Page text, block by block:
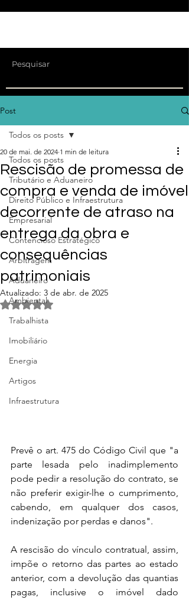
Post
Todos os posts
Tributário e Aduaneiro
Direito Público e Infraestrutura
Empresarial
Contencioso Estratégico
Arbitragem
Aduaneiro
Ambiental
Trabalhista
Imobiliário
Energia
Artigos
Infraestrutura
Todos os posts
Rescisão de promessa de
compra e venda de imóvel
decorrente de atraso na
entrega da obra e
consequências
patrimoniais
20 de mai. de 2024 1 min de leitura
Atualizado: 3 de abr. de 2025
Avaliado com NaN de 5 estrelas.
Prevê o art. 475 do Código Civil que "a
parte lesada pelo inadimplemento
pode pedir a resolução do contrato, se
não preferir exigir-lhe o cumprimento,
cabendo, em qualquer dos casos,
indenização por perdas e danos".
A rescisão do vínculo contratual, assim,
impõe o retorno das partes ao estado
anterior, com a devolução das quantias
pagas, inclusive o imóvel dado